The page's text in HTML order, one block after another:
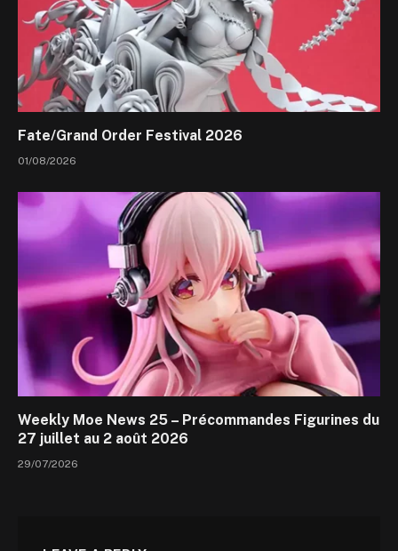
Fate/Grand Order Festival 2026
01/08/2026
Weekly Moe News 25 – Précommandes Figurines du
27 juillet au 2 août 2026
29/07/2026